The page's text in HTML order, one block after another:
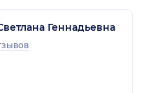
Геннадьевна